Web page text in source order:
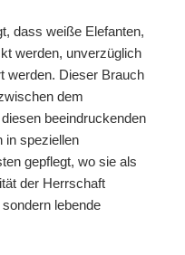
dass weiße Elefanten,
werden, unverzüglich
werden. Dieser Brauch
dem
beeindruckenden
in speziellen
gepflegt, wo sie als
der Herrschaft
lebende